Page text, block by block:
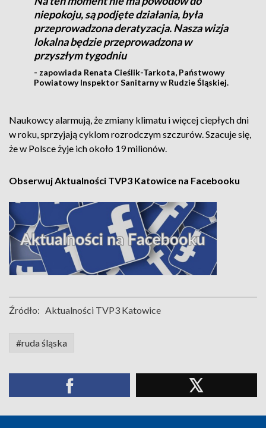
niepokoju, są podjęte działania, była
przeprowadzona deratyzacja. Nasza wizja
lokalna będzie przeprowadzona w
przyszłym tygodniu
- zapowiada Renata Cieślik-Tarkota, Państwowy
Powiatowy Inspektor Sanitarny w Rudzie Śląskiej.
Naukowcy alarmują, że zmiany klimatu i więcej ciepłych dni
w roku, sprzyjają cyklom rozrodczym szczurów. Szacuje się,
że w Polsce żyje ich około 19 milionów.
Obserwuj Aktualności TVP3 Katowice na Facebooku
Źródło: Aktualności TVP3 Katowice
#ruda śląska